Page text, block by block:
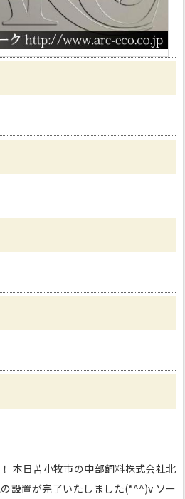
本日苫小牧市の中部飼料株式会社北
設置が完了いたしました(*^^)v ソー